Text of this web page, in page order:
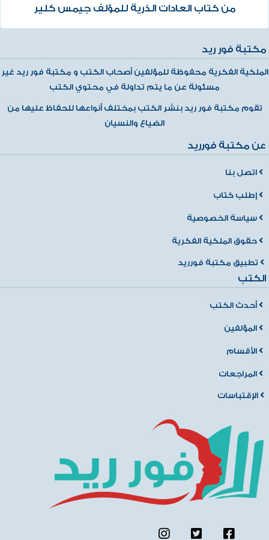
من كتاب العادات الذرية للمؤلف جيمس كلير
مكتبة فور ريد
الملكية الفكرية محفوظة للمؤلفين أصحاب الكتب و مكتبة فور ريد غير
مسئولة عن ما يتم تداولة في محتوي الكتب
تقوم مكتبة فور ريد بنشر الكتب بمختلف أنواعها للحفاظ عليها من
الضياع والنسيان
عن مكتبة فورريد
اتصل بنا
إطلب كتاب
سياسة الخصوصية
حقوق الملكية الفكرية
تطبيق مكتبة فورريد
الكتب
أحدث الكتب
المؤلفين
الأقسام
المراجعات
الإقتباسات